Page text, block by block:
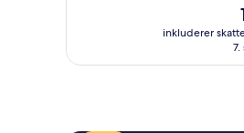
anmeldelser
inkluderer